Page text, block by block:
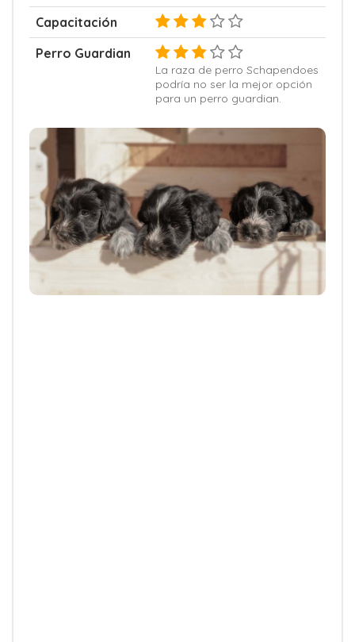
Capacitación
Perro Guardian
La raza de perro Schapendoes
podría no ser la mejor opción
para un perro guardian.